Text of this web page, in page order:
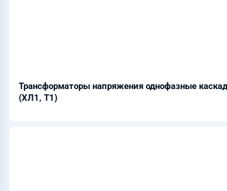
Трансформаторы напряжения однофазные
(ХЛ1, Т1)